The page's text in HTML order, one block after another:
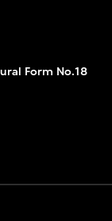
Form No.18